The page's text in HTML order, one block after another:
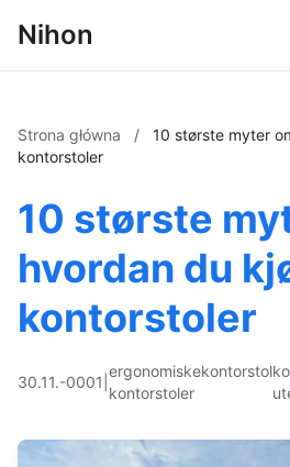
Nihon
Strona główna /
10 største myter
kontorstoler
10 største
hvordan du
kontorstoler
30.11.-0001
ergonomiske
kontorstoler
kontorstol